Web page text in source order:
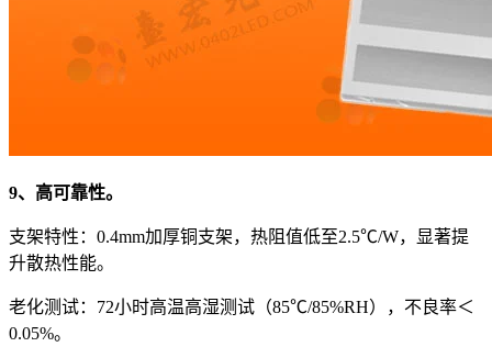
9、高可靠性。
支架特性：0.4mm加厚铜支架，热阻值低至2.5℃/W，显著提
升散热性能。
老化测试：72小时高温高湿测试（85℃/85%RH），不良率＜
0.05%。